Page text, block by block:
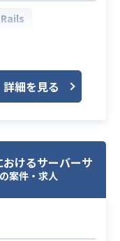
RDS)
JIRA
社以上の顧客を
スを
業さまの案件
コロナ禍によ
詳細を見る
けるサーバーサ
の案件・求人